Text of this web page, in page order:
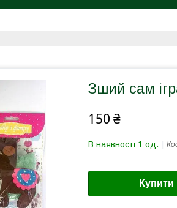
Зший сам
150 ₴
В наявності 1 од.
Купити